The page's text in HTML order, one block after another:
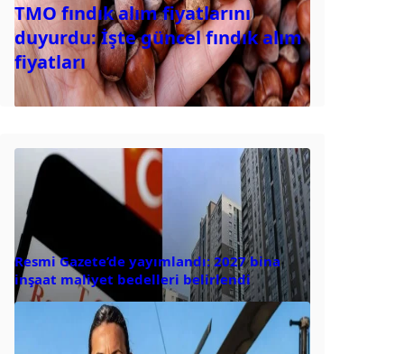
TMO fındık alım fiyatlarını
duyurdu: İşte güncel fındık alım
fiyatları
Resmi Gazete’de yayımlandı: 2027 bina
inşaat maliyet bedelleri belirlendi